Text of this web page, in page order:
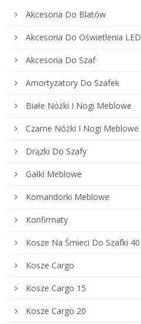
Akcesoria Do Blatów
Akcesoria Do Oświetlenia LED
Akcesoria Do Szaf
Amortyzatory Do Szafek
Białe Nóżki I Nogi Meblowe
Czarne Nóżki I Nogi Meblowe
Drązki Do Szafy
Gałki Meblowe
Komandorki Meblowe
Konfirmaty
Kosze Na Śmieci Do Szafki 40
Kosze Cargo
Kosze Cargo 15
Kosze Cargo 20